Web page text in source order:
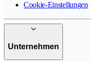
Cookie-Einstellungen
Unternehmen